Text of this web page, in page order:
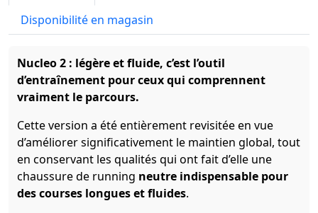
Disponibilité en magasin
Nucleo 2 : légère et fluide, c’est l’outil
d’entraînement pour ceux qui comprennent
vraiment le parcours.
Cette version a été entièrement revisitée en vue
d’améliorer significativement le maintien global, tout
en conservant les qualités qui ont fait d’elle une
chaussure de running neutre indispensable pour
des courses longues et fluides.